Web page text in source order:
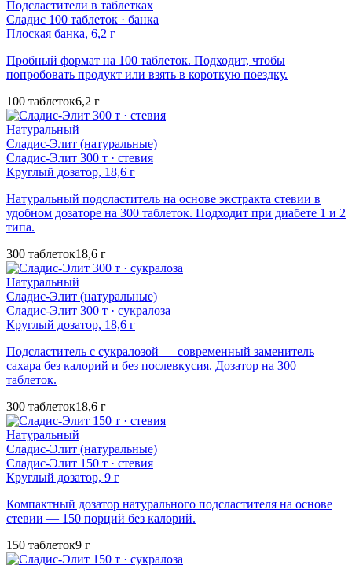
Подсластители в таблетках
Сладис 100 таблеток · банка
Плоская банка, 6,2 г
Пробный формат на 100 таблеток. Подходит, чтобы
попробовать продукт или взять в короткую поездку.
100 таблеток6,2 г
Натуральный
Сладис-Элит (натуральные)
Сладис-Элит 300 т · стевия
Круглый дозатор, 18,6 г
Натуральный подсластитель на основе экстракта стевии в
удобном дозаторе на 300 таблеток. Подходит при диабете 1 и 2
типа.
300 таблеток18,6 г
Натуральный
Сладис-Элит (натуральные)
Сладис-Элит 300 т · сукралоза
Круглый дозатор, 18,6 г
Подсластитель с сукралозой — современный заменитель
сахара без калорий и без послевкусия. Дозатор на 300
таблеток.
300 таблеток18,6 г
Натуральный
Сладис-Элит (натуральные)
Сладис-Элит 150 т · стевия
Круглый дозатор, 9 г
Компактный дозатор натурального подсластителя на основе
стевии — 150 порций без калорий.
150 таблеток9 г